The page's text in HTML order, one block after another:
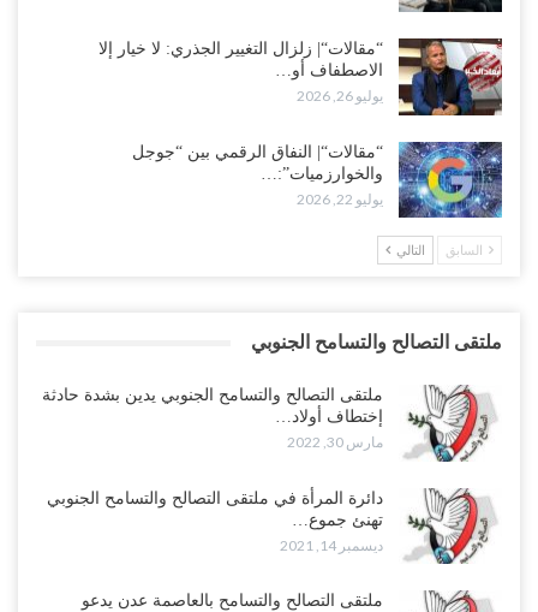
“مقالات“| زلزال التغيير الجذري: لا خيار إلا
الاصطفاف أو…
يوليو 26, 2026
“مقالات“| النفاق الرقمي بين “جوجل
والخوارزميات”:…
يوليو 22, 2026
السابق التالي
ملتقى التصالح والتسامح الجنوبي
ملتقى التصالح والتسامح الجنوبي يدين بشدة حادثة
إختطاف أولاد…
مارس 30, 2022
دائرة المرأة في ملتقى التصالح والتسامح الجنوبي
تهنئ جموع…
ديسمبر 14, 2021
ملتقى التصالح والتسامح بالعاصمة عدن يدعو